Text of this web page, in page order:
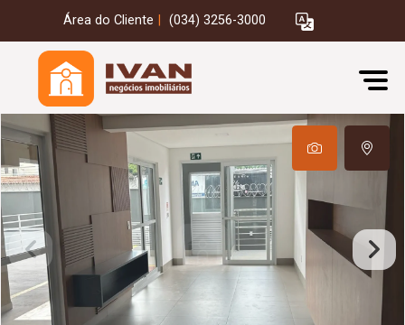
Área do Cliente (034) 3256-3000